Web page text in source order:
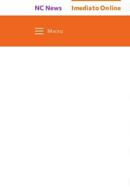
NC News Imediato Online
Menu